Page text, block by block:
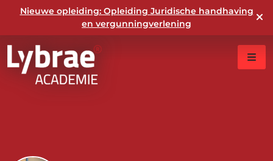
Nieuwe opleiding: Opleiding Juridische handhaving
en vergunningverlening